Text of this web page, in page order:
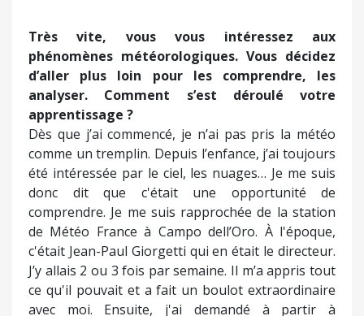
pas se louper.
Très vite, vous vous intéressez aux
phénomènes météorologiques. Vous décidez
d’aller plus loin pour les comprendre, les
analyser. Comment s’est déroulé votre
apprentissage ?
Dès que j’ai commencé, je n’ai pas pris la météo
comme un tremplin. Depuis l’enfance, j’ai toujours
été intéressée par le ciel, les nuages… Je me suis
donc dit que c'était une opportunité de
comprendre. Je me suis rapprochée de la station
de Météo France à Campo dell’Oro. À l'époque,
c'était Jean-Paul Giorgetti qui en était le directeur.